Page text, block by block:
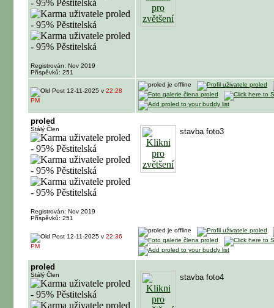
Registrován: Nov 2019
Příspěvků: 251
12-11-2025 v 22:28
PM
proled
Stálý Člen
Registrován: Nov 2019
Příspěvků: 251
stavba foto3
12-11-2025 v 22:36
PM
proled
Stálý Člen stavba foto4